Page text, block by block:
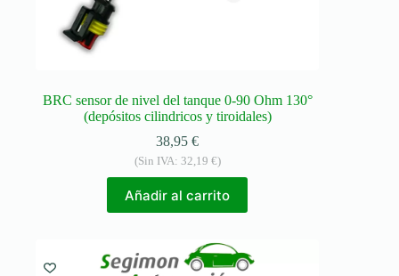
BRC sensor de nivel del tanque 0-90 Ohm 130°
(depósitos cilindricos y tiroidales)
38,95€
(Sin IVA: 32,19 €)
Añadir al carrito